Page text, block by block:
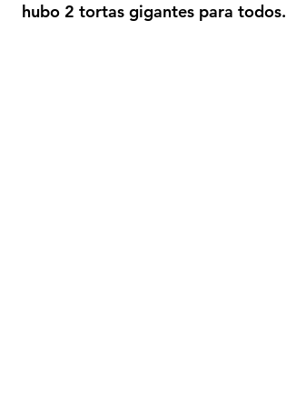
hubo 2 tortas gigantes para todos.